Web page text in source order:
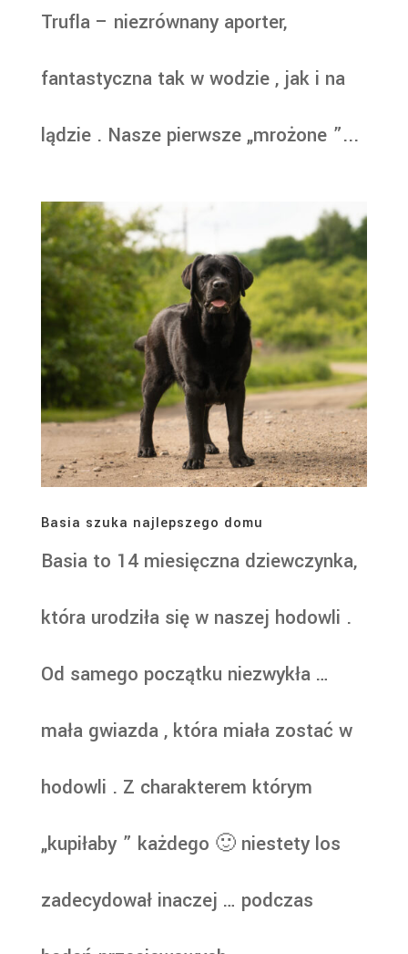
Trufla – niezrównany aporter,
fantastyczna tak w wodzie , jak i na
lądzie . Nasze pierwsze „mrożone ”...
Basia szuka najlepszego domu
Basia to 14 miesięczna dziewczynka,
która urodziła się w naszej hodowli .
Od samego początku niezwykła …
mała gwiazda , która miała zostać w
hodowli . Z charakterem którym
„kupiłaby ” każdego 🙂 niestety los
zadecydował inaczej … podczas